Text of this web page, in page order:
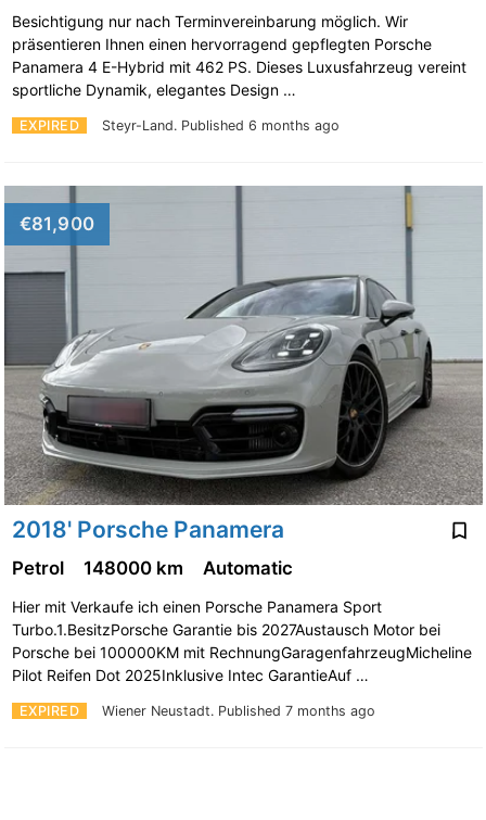
EXPIRED Steyr-Land. Published 6 months ago
Besichtigung nur nach Terminvereinbarung möglich. Wir
präsentieren Ihnen einen hervorragend gepflegten Porsche
Panamera 4 E-Hybrid mit 462 PS. Dieses Luxusfahrzeug vereint
sportliche Dynamik, elegantes Design …
€81,900
2018' Porsche Panamera
EXPIRED Wiener Neustadt. Published 7 months ago
Petrol 148000 km Automatic
Hier mit Verkaufe ich einen Porsche Panamera Sport
Turbo.1.BesitzPorsche Garantie bis 2027Austausch Motor bei
Porsche bei 100000KM mit RechnungGaragenfahrzeugMicheline
Pilot Reifen Dot 2025Inklusive Intec GarantieAuf …